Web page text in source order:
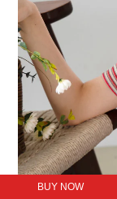
BUY NOW